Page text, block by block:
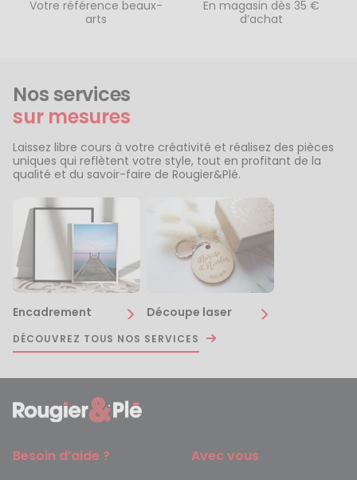
Votre référence beaux-
arts
En magasin dès 35 €
d’achat
Nos services
sur mesures
Laissez libre cours à votre créativité et réalisez des pièces
uniques qui reflètent votre style, tout en profitant de la
qualité et du savoir-faire de Rougier&Plé.
Encadrement Découpe laser
DÉCOUVREZ TOUS NOS SERVICES
Besoin d’aide ? Avec vous